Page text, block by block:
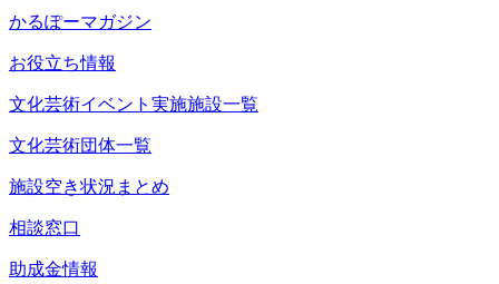
かるぽーマガジン
お役立ち情報
文化芸術イベント実施施設一覧
文化芸術団体一覧
施設空き状況まとめ
相談窓口
助成金情報